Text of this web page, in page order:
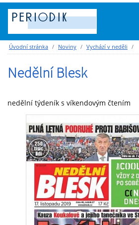
Úvodní stránka Noviny Vychází v neděli
Nedělní Blesk
nedělní týdeník s víkendovým čtením